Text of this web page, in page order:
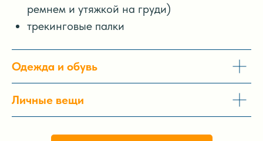
ремнем и утяжкой на груди)
трекинговые палки
Одежда и обувь
Личные вещи